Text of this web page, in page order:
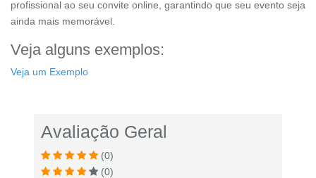
profissional ao seu convite online, garantindo que seu evento seja
ainda mais memorável.
Veja alguns exemplos:
Veja um Exemplo
Avaliação Geral
(0)
(0)